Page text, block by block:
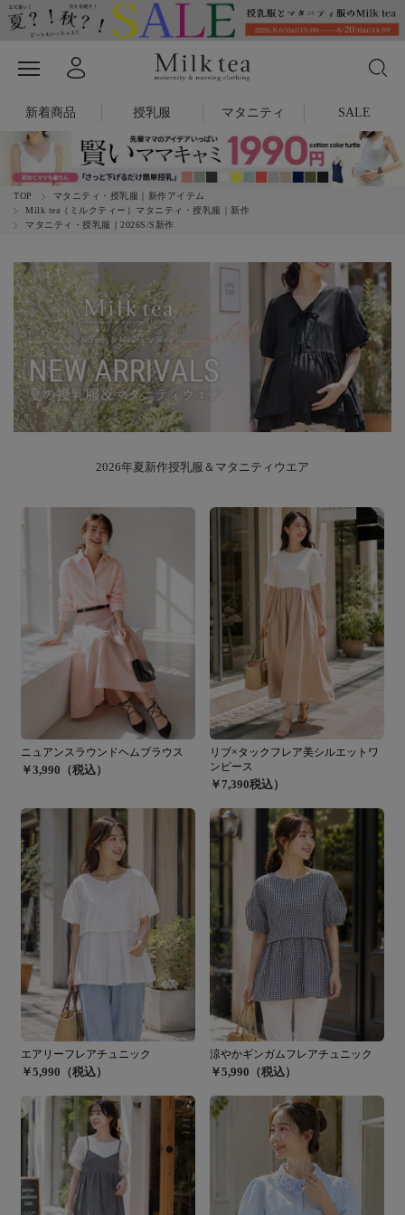
新着商品 授乳服 マタニティ SALE
TOP
マタニティ・授乳服｜新作アイテム
Milk tea（ミルクティー）マタニティ・授乳服｜新作
マタニティ・授乳服｜2026S/S新作
2026年夏新作授乳服＆マタニティウエア
ニュアンスラウンドヘムブラウス
￥3,990（税込）
リブ×タックフレア美シルエットワ
ンピース
￥7,390税込）
エアリーフレアチュニック
￥5,990（税込）
涼やかギンガムフレアチュニック
￥5,990（税込）